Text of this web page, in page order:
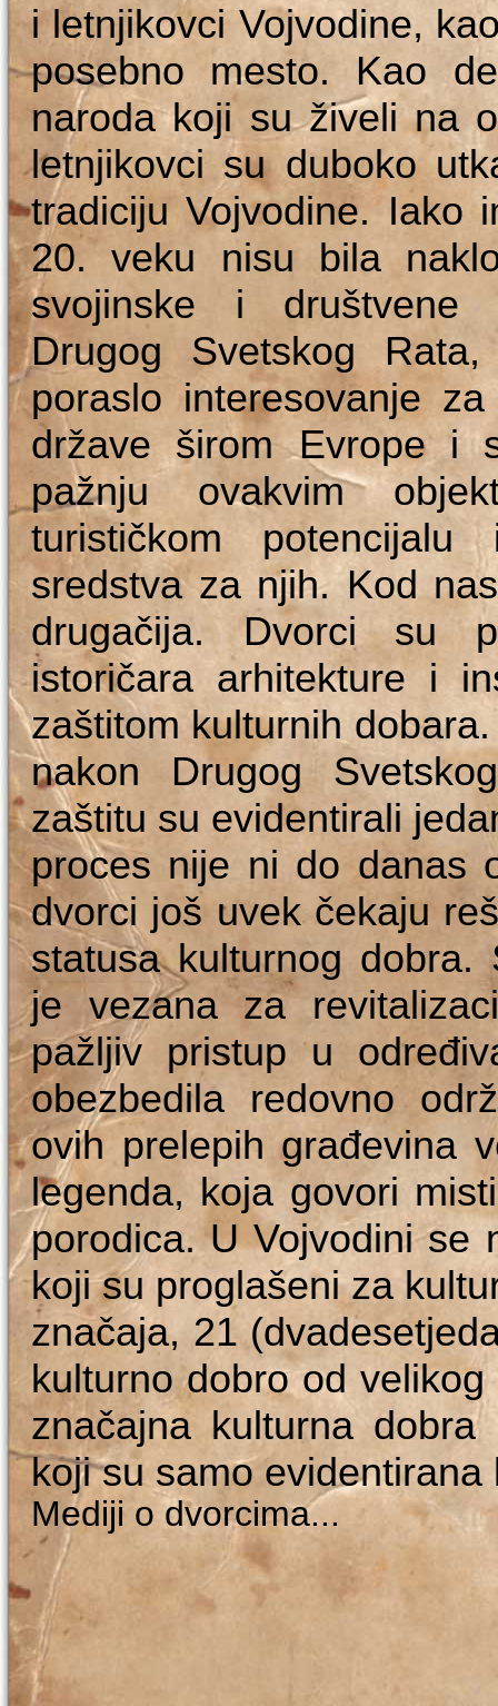
i letnjikovci Vojvodine,
posebno mesto. Kao
naroda koji su živeli na
letnjikovci su duboko
tradiciju Vojvodine. Iako
20. veku nisu bila
svojinske i društvene
Drugog Svetskog
poraslo interesovanje
države širom Evrope i
pažnju ovakvim
turističkom
sredstva za njih. Kod
drugačija. Dvorci su
istoričara arhitekture i
zaštitom kulturnih
nakon Drugog
zaštitu su evidentirali
proces nije ni do danas
dvorci još uvek čekaju
statusa kulturnog dobra.
je vezana za
pažljiv pristup u
obezbedila redovno
ovih prelepih građevina
legenda, koja govori
porodica. U Vojvodini se
koji su proglašeni za
značaja, 21
kulturno dobro od
značajna kulturna
koji su samo evidentirana
Mediji o dvorcima...